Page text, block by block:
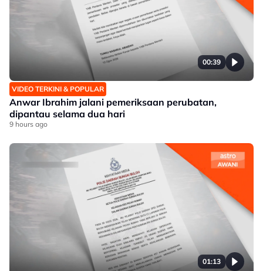
00:39
VIDEO TERKINI & POPULAR
Anwar Ibrahim jalani pemeriksaan perubatan,
dipantau selama dua hari
9 hours ago
01:13